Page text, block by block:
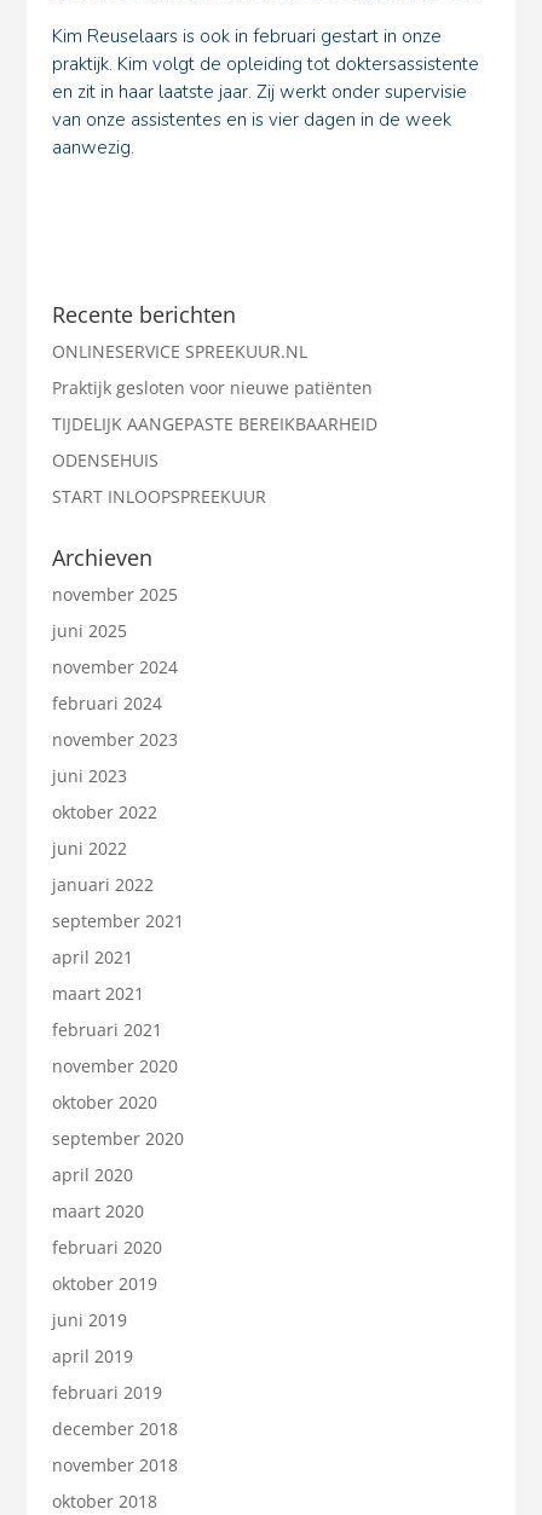
Kim Reuselaars is ook in februari gestart in onze
praktijk. Kim volgt de opleiding tot doktersassistente
en zit in haar laatste jaar. Zij werkt onder supervisie
van onze assistentes en is vier dagen in de week
aanwezig.
Recente berichten
ONLINESERVICE SPREEKUUR.NL
Praktijk gesloten voor nieuwe patiënten
TIJDELIJK AANGEPASTE BEREIKBAARHEID
ODENSEHUIS
START INLOOPSPREEKUUR
Archieven
november 2025
juni 2025
november 2024
februari 2024
november 2023
juni 2023
oktober 2022
juni 2022
januari 2022
september 2021
april 2021
maart 2021
februari 2021
november 2020
oktober 2020
september 2020
april 2020
maart 2020
februari 2020
oktober 2019
juni 2019
april 2019
februari 2019
december 2018
november 2018
oktober 2018